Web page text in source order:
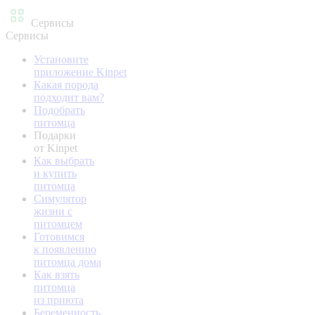
Сервисы
Сервисы
Установите
приложение Kinpet
Какая порода
подходит вам?
Подобрать
питомца
Подарки
от Kinpet
Как выбрать
и купить
питомца
Симулятор
жизни с
питомцем
Готовимся
к появлению
питомца дома
Как взять
питомца
из приюта
Беременность